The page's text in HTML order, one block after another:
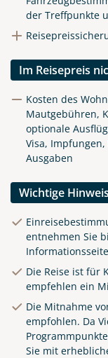
der Treffpunkte
Im Reisepreis
Kosten des
Mautgebühren,
optionale
Visa,
Ausgaben
Wichtige
entnehmen Sie
Die Reise ist für
empfehlen ein
Die Mitnahme
empfohlen. Da
Sie mit